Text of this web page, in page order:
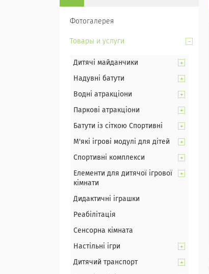
Фотогалерея
Товары и услуги
Дитячі майданчики
Надувні батути
Водні атракціони
Паркові атракціони
Батути із сіткою Спортивні
М'які ігрові модулі для дітей
Спортивні комплекси
Елементи для дитячої ігрової
кімнати
Дидактичні іграшки
Реабілітація
Сенсорна кімната
Настільні ігри
Дитячий транспорт